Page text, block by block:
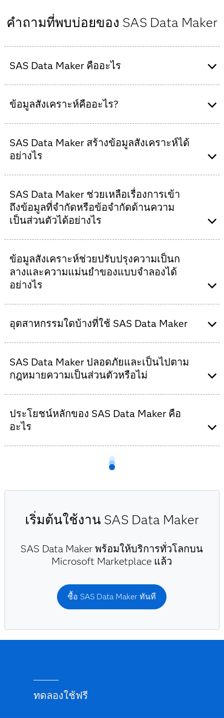
คำถามที่พบบ่อยของ SAS Data Maker
SAS Data Maker คืออะไร
เขียนโค้ด ซึ่งจะสร้างข้อมูลสังเคราะห์คุณภาพสูงที่สะท้อน
ปกป้องความเป็นส่วนตัว และลดต้นทุนการได้รับมาซึ่ง
ข้อมูลด้วยการสร้างข้อมูลที่ปลอดภัยต่อการแบ่งปัน และ
เหมาะสำหรับการวิเคราะห์ การทดสอบ และนวัตกรรม AI
ข้อมูลสังเคราะห์คืออะไร?
แบบและความสัมพันธ์ของข้อมูลจริงโดยไม่ใช้รายละเอียด
ส่วนบุคคลหรือรายละเอียดละเอียดอ่อนที่แท้จริง ช่วยให้
อย่างปลอดภัย โดยเฉพาะในอุตสาหกรรมที่ถูกจำกัดด้วย
กฎหมายความเป็นส่วนตัวของข้อมูลหรือความพร้อมใช้
งานของข้อมูลที่จำกัด
SAS Data Maker สร้างข้อมูลสังเคราะห์ได้
อย่างไร
ชุดข้อมูลสังเคราะห์จากข้อมูลที่มีอยู่หรือพารามิเตอร์ที่ผู้ใช้
งานกำหนด วัดคุณภาพข้อมูล ความสมจริง และความเป็น
ส่วนตัวเพื่อให้แน่ใจว่าข้อมูลที่สร้างขึ้นมีพฤติกรรมเหมือน
วิเคราะห์ การทดสอบโมเดล และการพัฒนา AI
SAS Data Maker ช่วยเหลือเรื่องการเข้า
ถึงข้อมูลที่จำกัดหรือข้อจำกัดด้านความ
เป็นส่วนตัวได้อย่างไร
ข้อมูล SAS Data Maker จะจำลองรูปแบบข้อมูลในโลกจริง
โดยไม่เปิดเผยข้อมูลที่เป็นความลับ ช่วยให้การทำงานร่วม
กัน นวัตกรรม และการฝึกฝนโมเดลมีความปลอดภัยในทุก
เป็นส่วนตัวและความปลอดภัยอย่างครบถ้วน
ข้อมูลสังเคราะห์ช่วยปรับปรุงความเป็นก
ลางและความแม่นยำของแบบจำลองได้
อย่างไร
Data Maker สร้างตัวอย่างที่สมจริงสำหรับคลาสที่ขาดตัว
ความเป็นกลางของแบบจำลอง ความแม่นยำเชิงคาด
การณ์ และความน่าเชื่อถือของการตัดสินใจ โดยไม่จำเป็น
ต้องมีการรวบรวมข้อมูลเพิ่มเติมซึ่งมีค่าใช้จ่ายสูง
อุตสาหกรรมใดบ้างที่ใช้ SAS Data Maker
และวิทยาศาสตร์ชีวภาพ ภาครัฐ การผลิต และการค้าปลีก
เครื่องมือนี้ช่วยอุตสาหกรรมเหล่านี้สร้าง แบ่งปัน และ
ตั้งแต่การตรวจจับการฉ้อโกงไปจนถึงการพัฒนานโยบาย
และการบำรุงรักษาเชิงคาดการณ์
SAS Data Maker ปลอดภัยและเป็นไปตาม
กฎหมายความเป็นส่วนตัวหรือไม่
Data Maker สร้างข้อมูลสังเคราะห์ที่สะท้อนลักษณะของ
ชุดข้อมูลต้นฉบับโดยไม่เปิดเผยข้อมูลจริง แนวทางที่เน้น
ปกป้องข้อมูล เช่น GDPR, HIPAA และมาตรฐานความเป็น
ประโยชน์หลักของ SAS Data Maker คือ
อะไร
ลดต้นทุนการหาข้อมูลและการปฏิบัติตามข้อ
ปรับปรุงความเป็นกลางและความถูกต้องของ
ตามกฎระเบียบ
ทำให้การแบ่งปันข้อมูลและการทำงานร่วมกันมี
เริ่มต้นใช้งาน SAS Data Maker
SAS Data Maker พร้อมให้บริการทั่วโลกบน
Microsoft Marketplace แล้ว
ซื้อ SAS Data Maker ทันที
ทดลองใช้ฟรี